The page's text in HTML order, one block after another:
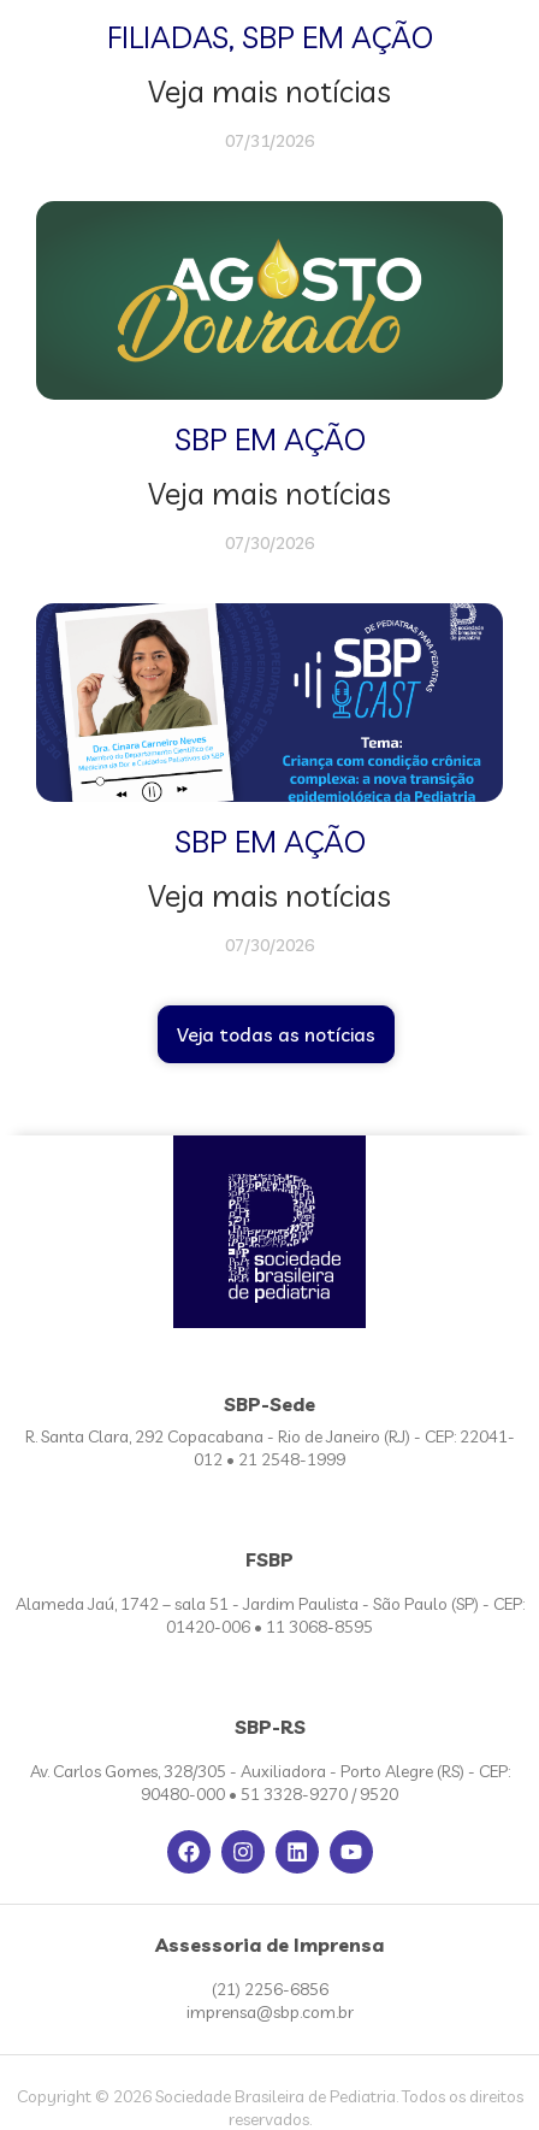
FILIADAS, SBP EM AÇÃO
Veja mais notícias
07/31/2026
SBP EM AÇÃO
Veja mais notícias
07/30/2026
SBP EM AÇÃO
Veja mais notícias
07/30/2026
Veja todas as notícias
SBP-Sede
R. Santa Clara, 292 Copacabana - Rio de Janeiro (RJ) - CEP: 22041-
012 • 21 2548-1999
FSBP
Alameda Jaú, 1742 – sala 51 - Jardim Paulista - São Paulo (SP) - CEP:
01420-006 • 11 3068-8595
SBP-RS
Av. Carlos Gomes, 328/305 - Auxiliadora - Porto Alegre (RS) - CEP:
90480-000 • 51 3328-9270 / 9520
Assessoria de Imprensa
(21) 2256-6856
imprensa@sbp.com.br
Copyright © 2026 Sociedade Brasileira de Pediatria. Todos os direitos
reservados.